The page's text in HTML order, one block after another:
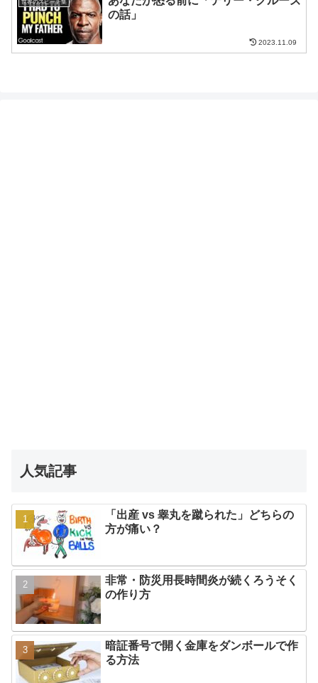
世界のスピーチ集
の話」
2023.11.09
人気記事
「出産 vs 睾丸を蹴られた」どちらの
方が痛い？
非常・防災用長時間炎が続くろうそく
の作り方
暗証番号で開く金庫をダンボールで作
る方法